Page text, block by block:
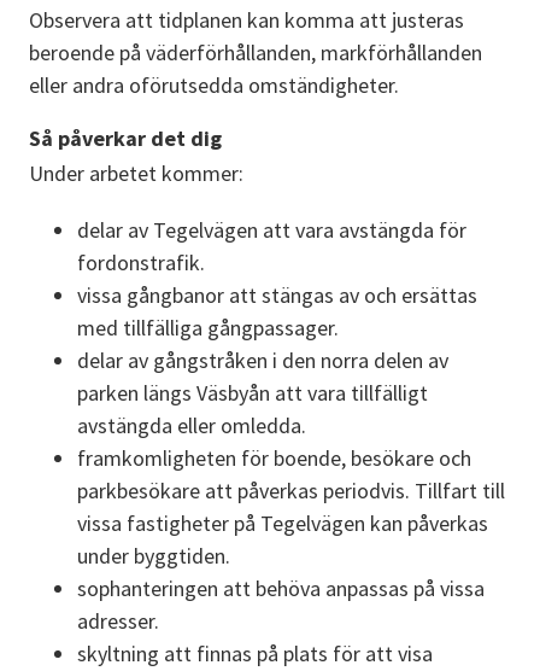
Observera att tidplanen kan komma att justeras
beroende på väderförhållanden, markförhållanden
eller andra oförutsedda omständigheter.
Så påverkar det dig
Under arbetet kommer:
delar av Tegelvägen att vara avstängda för
fordonstrafik.
vissa gångbanor att stängas av och ersättas
med tillfälliga gångpassager.
delar av gångstråken i den norra delen av
parken längs Väsbyån att vara tillfälligt
avstängda eller omledda.
framkomligheten för boende, besökare och
parkbesökare att påverkas periodvis. Tillfart till
vissa fastigheter på Tegelvägen kan påverkas
under byggtiden.
sophanteringen att behöva anpassas på vissa
adresser.
skyltning att finnas på plats för att visa